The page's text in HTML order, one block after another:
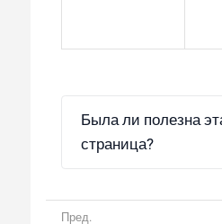
Была ли полезна
страница?